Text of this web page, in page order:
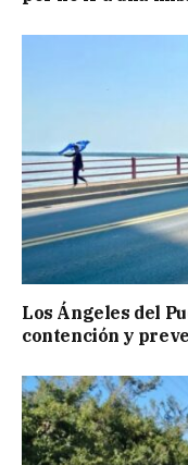
Los Ángeles del
contención y